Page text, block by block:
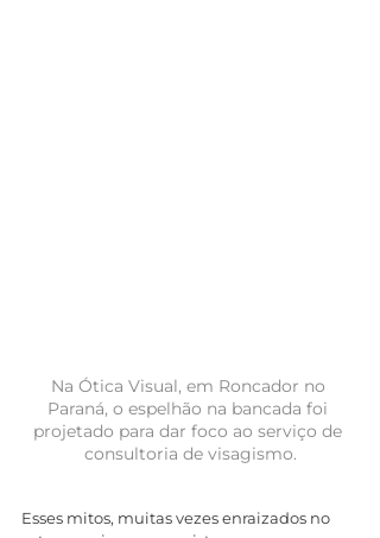
Na Ótica Visual, em Roncador no
Paraná, o espelhão na bancada foi
projetado para dar foco ao serviço de
consultoria de visagismo.
Esses mitos, muitas vezes enraizados no